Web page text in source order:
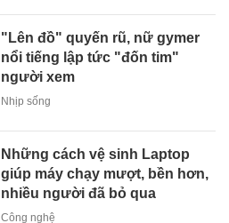
"Lên đồ" quyến rũ, nữ gymer
nổi tiếng lập tức "đốn tim"
người xem
Nhịp sống
Những cách vệ sinh Laptop
giúp máy chạy mượt, bền hơn,
nhiều người đã bỏ qua
Công nghệ